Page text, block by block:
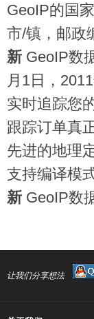
GeoIP的国
市/镇，邮政
新 GeoIP数
月1日，2011
实时追踪您
跟踪订单真
先进的地理
支持编译模
新 GeoIP数
让我们分享想法